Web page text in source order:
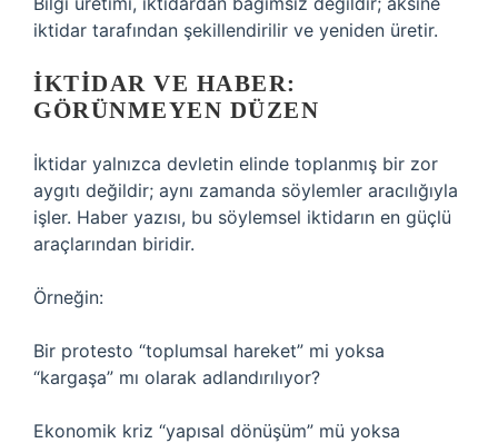
iktidar tarafından şekillendirilir ve yeniden üretir.
İKTIDAR VE HABER:
GÖRÜNMEYEN DÜZEN
İktidar yalnızca devletin elinde toplanmış bir zor
aygıtı değildir; aynı zamanda söylemler aracılığıyla
işler. Haber yazısı, bu söylemsel iktidarın en güçlü
araçlarından biridir.
Örneğin:
Bir protesto “toplumsal hareket” mi yoksa
“kargaşa” mı olarak adlandırılıyor?
Ekonomik kriz “yapısal dönüşüm” mü yoksa